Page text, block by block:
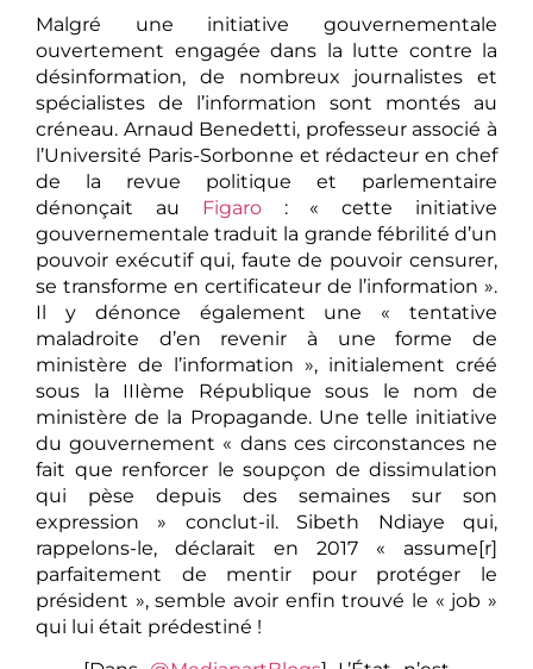
Malgré une initiative gouvernementale
ouvertement engagée dans la lutte contre la
désinformation, de nombreux journalistes et
spécialistes de l’information sont montés au
créneau. Arnaud Benedetti, professeur associé à
l’Université Paris-Sorbonne et rédacteur en chef
de la revue politique et parlementaire
dénonçait au Figaro: « cette initiative
gouvernementale traduit la grande fébrilité d’un
pouvoir exécutif qui, faute de pouvoir censurer,
se transforme en certificateur de l’information ».
Il y dénonce également une « tentative
maladroite d’en revenir à une forme de
ministère de l’information », initialement créé
sous la IIIème République sous le nom de
ministère de la Propagande. Une telle initiative
du gouvernement « dans ces circonstances ne
fait que renforcer le soupçon de dissimulation
qui pèse depuis des semaines sur son
expression » conclut-il. Sibeth Ndiaye qui,
rappelons-le, déclarait en 2017 « assume[r]
parfaitement de mentir pour protéger le
président », semble avoir enfin trouvé le « job »
qui lui était prédestiné !